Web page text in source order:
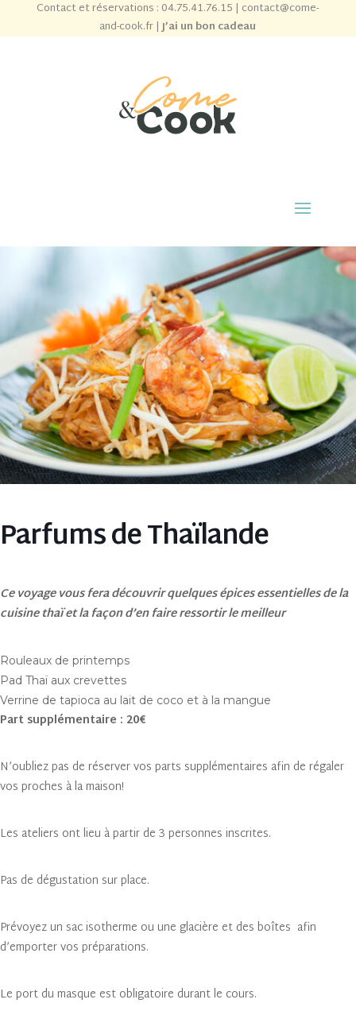
Contact et réservations : 04.75.41.76.15 | contact@come-
and-cook.fr|J’ai un bon cadeau
Parfums de Thaïlande
Ce voyage vous fera découvrir quelques épices essentielles de la
cuisine thaï et la façon d’en faire ressortir le meilleur
Rouleaux de printemps
Pad Thaï aux crevettes
Verrine de tapioca au lait de coco et à la mangue
Part supplémentaire : 20€
N’oubliez pas de réserver vos parts supplémentaires afin de régaler
vos proches à la maison!
Les ateliers ont lieu à partir de 3 personnes inscrites.
Pas de dégustation sur place.
Prévoyez un sac isotherme ou une glacière et des boîtes afin
d’emporter vos préparations.
Le port du masque est obligatoire durant le cours.